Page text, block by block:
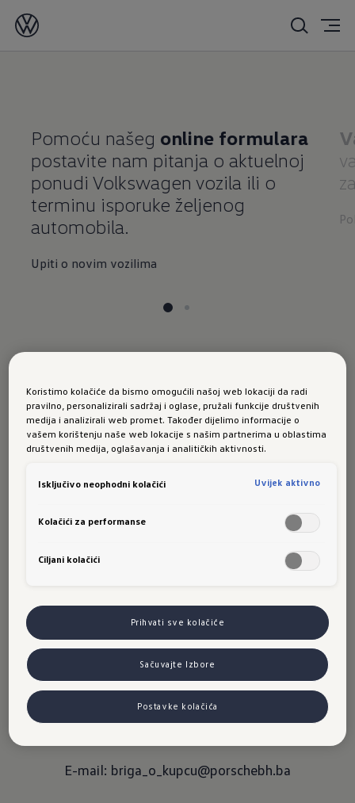
Pomoću našeg online formulara
postavite nam pitanja o aktuelnoj
ponudi Volkswagen vozila ili o
terminu isporuke željenog
automobila.
Upiti o novim vozilima
Briga o kupcu
E-mail: weconnect-support@volkswagen.de
Za Vas smo tu sve vrijeme.
Briga o kupcu
Ko
ntakt za primjedbe, sugestije i pohvale Importeru i
trgovačkoj mreži:
Telefon: +387 33 257 082
E-mail: briga_o_kupcu@porschebh.ba
Koristimo kolačiće da bismo omogućili našoj web lokaciji da radi
pravilno, personalizirali sadržaj i oglase, pružali funkcije društvenih
medija i analizirali web promet. Također dijelimo informacije o
vašem korištenju naše web lokacije s našim partnerima u oblastima
društvenih medija, oglašavanja i analitičkih aktivnosti.
Isključivo neophodni kolačići Uvijek aktivno
Kolačići za performanse
Ciljani kolačići
Prihvati sve kolačiće
Sačuvajte Izbore
Postavke kolačića